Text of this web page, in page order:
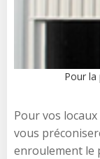
Pour
Pour vos
vous
enroulement le